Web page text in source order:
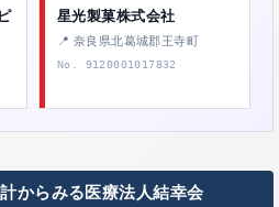
星光製菓株式会社
📍 奈良県北葛城郡王寺町
No. 9120001017832
からみる医療法人結幸会